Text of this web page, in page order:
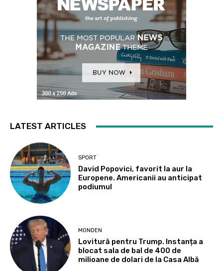
LATEST ARTICLES
SPORT
David Popovici, favorit la aur la
Europene. Americanii au anticipat
podiumul
MONDEN
Lovitură pentru Trump. Instanța a
blocat sala de bal de 400 de
milioane de dolari de la Casa Albă